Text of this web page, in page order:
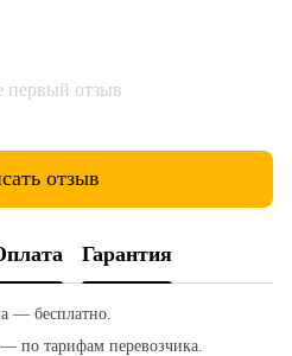
первый отзыв
отзыв
Гарантия
— бесплатно.
тарифам перевозчика.